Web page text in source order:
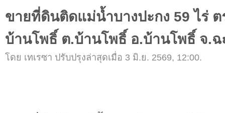
ขายที่ดินติดแม่น้ำบางปะกง 59 ไร่ ต
บ้านโพธิ์ ต.บ้านโพธิ์ อ.บ้านโพธิ์ จ.ฉ
โดย เทเรซา ปรับปรุงล่าสุดเมื่อ 3 มิ.ย. 2569, 12:00.